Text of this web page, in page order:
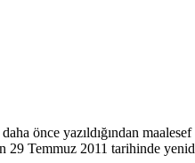
önce yazıldığından
29 Temmuz 2011 tarihinde